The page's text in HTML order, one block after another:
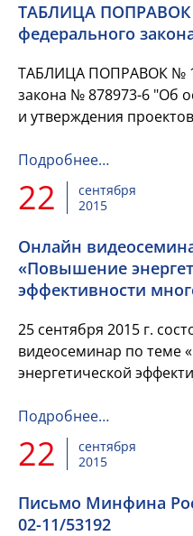
ТАБЛИЦА ПОПРАВОК
федерального
ТАБЛИЦА ПОПРАВОК № 1
закона № 878973-6 "Об
и утверждения проектов
рекомендуемых
Подробнее…
22
сентября
2015
Онлайн
«Повышение
эффективности
25 сентября 2015 г.
видеосеминар по теме
энергетической
центр общественного ...
Подробнее…
22
сентября
2015
Письмо Минфина
02-11/53192